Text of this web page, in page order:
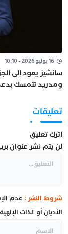
16 يوليو 2026 - 10:10
سانشيز يعود إلى
ومدريد تتمسك
تعليقات
اترك تعليق
لن يتم نشر عنوان
شروط النشر : عدم
الأديان أو الذات